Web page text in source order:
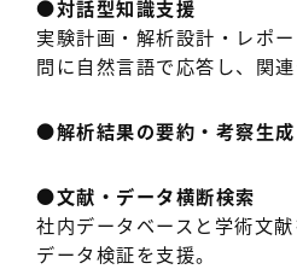
●対話型知識支援
実験計画・解析設計・レポ
問に自然言語で応答し、関
●解析結果の要約・考察生成
●文献・データ横断検索
社内データベースと学術文
データ検証を支援。